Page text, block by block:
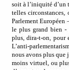
soit à l’iniquité d’un
telles
Parlement Européen
le plus grand bien -
plus, dira-t-on, pour
L’anti-
nous avons plus que
moins virtuel, ou